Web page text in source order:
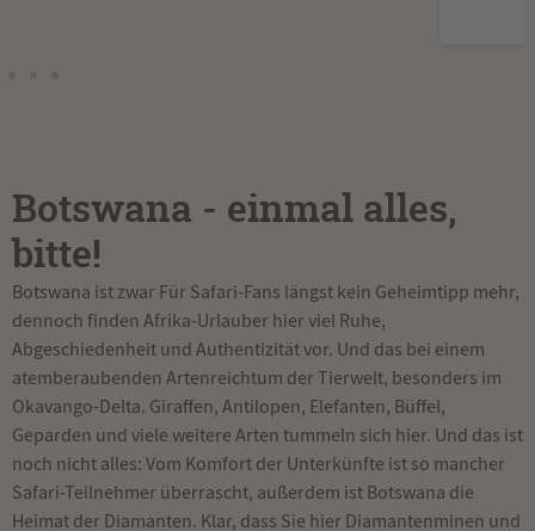
Botswana - einmal alles,
bitte!
Botswana ist zwar Für Safari-Fans längst kein Geheimtipp mehr,
dennoch finden Afrika-Urlauber hier viel Ruhe,
Abgeschiedenheit und Authentizität vor. Und das bei einem
atemberaubenden Artenreichtum der Tierwelt, besonders im
Okavango-Delta. Giraffen, Antilopen, Elefanten, Büffel,
Geparden und viele weitere Arten tummeln sich hier. Und das ist
noch nicht alles: Vom Komfort der Unterkünfte ist so mancher
Safari-Teilnehmer überrascht, außerdem ist Botswana die
Heimat der Diamanten. Klar, dass Sie hier Diamantenminen und